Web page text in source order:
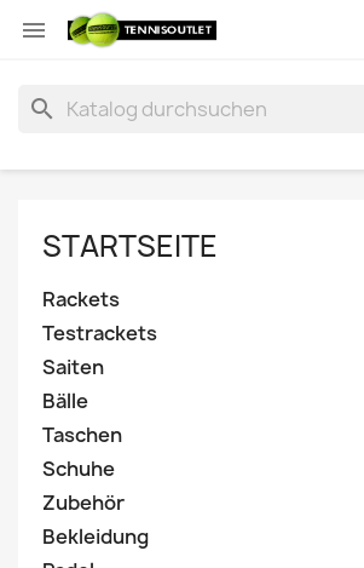

search
STARTSEITE
Rackets
Testrackets
Saiten
Bälle
Taschen
Schuhe
Zubehör
Bekleidung